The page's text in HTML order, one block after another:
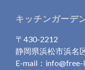
キッチンガーデ
〒430-2212
静岡県浜松市浜名
E-mail：info@free-